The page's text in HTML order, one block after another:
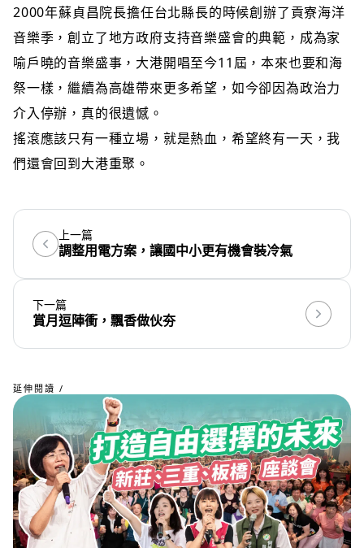
2000年蘇貞昌院長擔任台北縣長的時候創辦了貢寮海洋
音樂季，創立了地方政府支持音樂盛會的典範，成為家
喻戶曉的音樂盛事，大港開唱至今11屆，本來也要和海
祭一樣，繼續為高雄帶來更多希望，如今卻因為政治力
介入停辦，真的很遺憾。
搖滾應該只有一種立場，就是熱血，希望終有一天，我
們還會回到大港重聚。
上一篇
調整用電方案，讓國中小更有機會裝冷氣
下一篇
賞月逗陣衝，飄香做伙夯
延伸閱讀 /